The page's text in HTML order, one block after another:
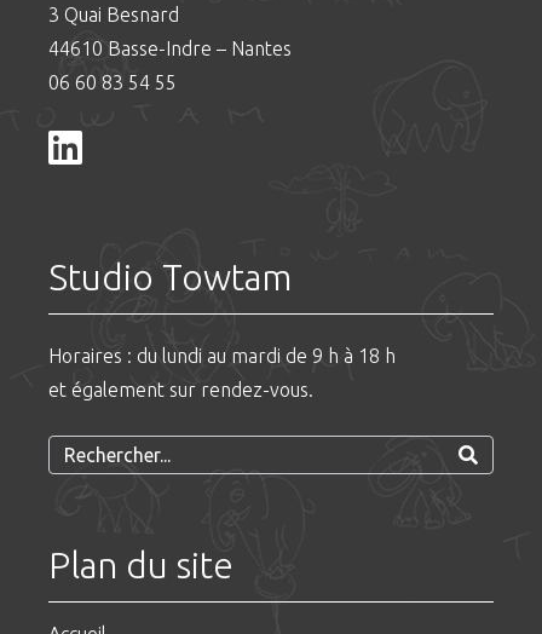
3 Quai Besnard
44610 Basse-Indre – Nantes
06 60 83 54 55
Studio Towtam
Horaires : du lundi au mardi de 9 h à 18 h
et également sur rendez-vous.
Plan du site